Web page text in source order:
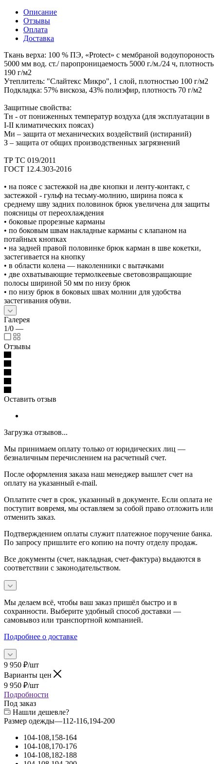
Описание
Отзывы
Оплата
Доставка
Ткань верха: 100 % ПЭ, «Protect» с мембраной водоупороность
5000 мм вод. ст./ паропроницаемость 5000 г./м./24 ч, плотность
190 г/м2
Утеплитель: "Слайтекс Микро", 1 слой, плотностью 100 г/м2
Подкладка: 57% вискоза, 43% полиэфир, плотность 70 г/м2
Защитные свойства:
Тн - от пониженных температур воздуха (для эксплуатации в
I-II климатических поясах)
Ми – защита от механических воздействий (истираний)
З – защита от общих производственных загрязнений
ТР ТС 019/2011
ГОСТ 12.4.303-2016
• на поясе с застежкой на две кнопки и ленту-контакт, с
застежкой - гульф на тесьму-молнию, ширина пояса к
среднему шву задних половинок брюк увеличена для защиты
поясницы от переохлаждения
• боковые прорезные карманы
• по боковым швам накладные карманы с клапаном на
потайных кнопках
• на задней правой половинке брюк карман в шве кокетки,
застегивается на кнопку
• в области колена — наколенники с вытачками
• две охватывающие термолкеевые световозвращающие
полосы шириной 50 мм по низу брюк
• по низу брюк в боковых швах молнии для удобства
застегивания обуви.
Галерея
1/0 —
Отзывы
Оставить отзыв
Загрузка отзывов...
Мы принимаем оплату только от юридических лиц —
безналичным перечислением на расчетный счет.
После оформления заказа наш менеджер вышлет счет на
оплату на указанный e-mail.
Оплатите счет в срок, указанный в документе. Если оплата не
поступит вовремя, мы оставляем за собой право отложить или
отменить заказ.
Подтверждением оплаты служит платежное поручение банка.
По запросу пришлите его копию на почту отделу продаж.
Все документы (счет, накладная, счет‑фактура) выдаются в
соответствии с законодательством.
Мы делаем всё, чтобы ваш заказ пришёл быстро и в
сохранности. Выберите удобный способ доставки —
самовывоз или транспортной компанией.
Подробнее о доставке
9 950 ₽/шт
Варианты цен
9 950 ₽/шт
Подробности
Под заказ
Нашли дешевле?
Размер одежды—112-116,194-200
104-108,158-164
104-108,170-176
104-108,182-188